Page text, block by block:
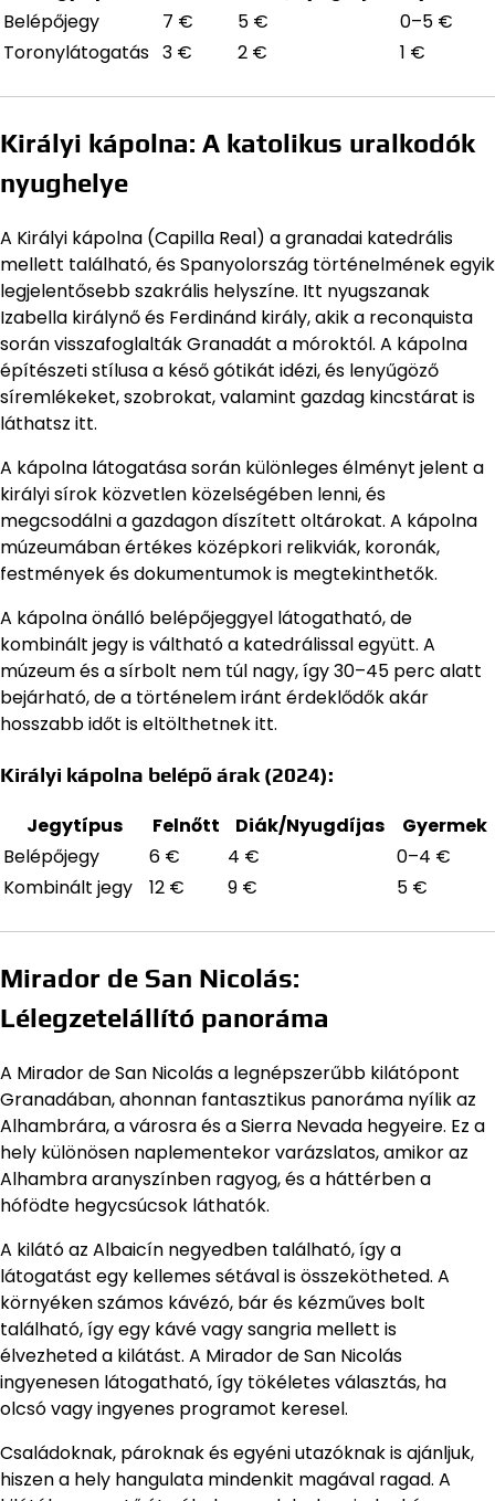
Belépőjegy
7 € 5 €
0–5 €
Toronylátogatás 3 € 2 € 1 €
Királyi kápolna: A katolikus uralkodók
nyughelye
A Királyi kápolna (Capilla Real) a granadai katedrális
mellett található, és Spanyolország történelmének egyik
legjelentősebb szakrális helyszíne. Itt nyugszanak
Izabella királynő és Ferdinánd király, akik a reconquista
során visszafoglalták Granadát a móroktól. A kápolna
építészeti stílusa a késő gótikát idézi, és lenyűgöző
síremlékeket, szobrokat, valamint gazdag kincstárat is
láthatsz itt.
A kápolna látogatása során különleges élményt jelent a
királyi sírok közvetlen közelségében lenni, és
megcsodálni a gazdagon díszített oltárokat. A kápolna
múzeumában értékes középkori relikviák, koronák,
festmények és dokumentumok is megtekinthetők.
A kápolna önálló belépőjeggyel látogatható, de
kombinált jegy is váltható a katedrálissal együtt. A
múzeum és a sírbolt nem túl nagy, így 30–45 perc alatt
bejárható, de a történelem iránt érdeklődők akár
hosszabb időt is eltölthetnek itt.
Királyi kápolna belépő árak (2024):
Jegytípus Felnőtt Diák/Nyugdíjas
Gyermek
Belépőjegy
6 € 4 €
0–4 €
Kombinált jegy
12 € 9 € 5 €
Mirador de San Nicolás:
Lélegzetelállító panoráma
A Mirador de San Nicolás a legnépszerűbb kilátópont
Granadában, ahonnan fantasztikus panoráma nyílik az
Alhambrára, a városra és a Sierra Nevada hegyeire. Ez a
hely különösen naplementekor varázslatos, amikor az
Alhambra aranyszínben ragyog, és a háttérben a
hófödte hegycsúcsok láthatók.
A kilátó az Albaicín negyedben található, így a
látogatást egy kellemes sétával is összekötheted. A
környéken számos kávézó, bár és kézműves bolt
található, így egy kávé vagy sangria mellett is
élvezheted a kilátást. A Mirador de San Nicolás
ingyenesen látogatható, így tökéletes választás, ha
olcsó vagy ingyenes programot keresel.
Családoknak, pároknak és egyéni utazóknak is ajánljuk,
hiszen a hely hangulata mindenkit magával ragad. A